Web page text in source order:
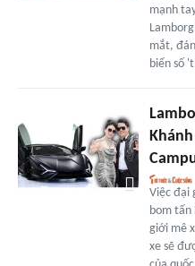
mạnh
mắt,
biển số
Việc đại
bom tấn
giới mê
xe sẽ